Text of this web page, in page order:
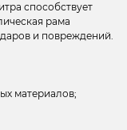
способствует
рама
и повреждений.
материалов;